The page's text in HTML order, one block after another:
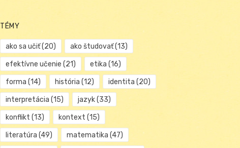
TÉMY
ako sa učiť(20) ako študovať(13)
efektívne učenie (21) etika (16)
forma (14) história (12) identita (20)
interpretácia (15) jazyk(33)
konflikt (13) kontext (15)
literatúra (49) matematika (47)